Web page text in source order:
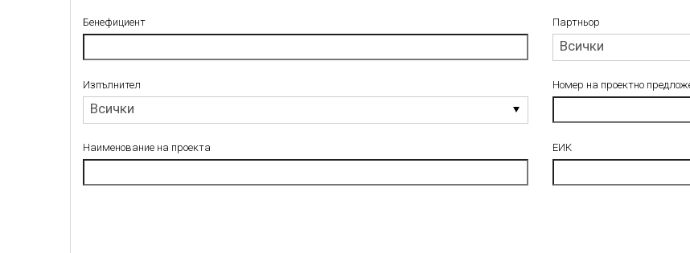
Бенефициент Партньор
Всички
Партньор
Изпълнител
Всички
Изпълнител
Номер на проектно
Наименование на проекта ЕИК